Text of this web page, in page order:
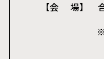
【会 場】
※詳しい